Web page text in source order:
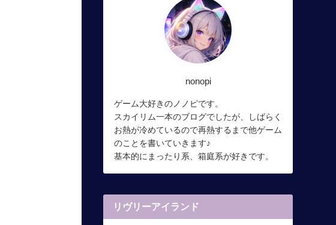
nonopi
ゲーム大好きのノノピです。
スカイリム一本のブログでしたが、しばらく
お熱が冷めているので再熱するまで他ゲーム
のことを書いていきます♪
基本的にまったり系、箱庭系が好きです。
リヴリーアイランド